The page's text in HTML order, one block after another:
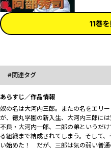
11巻
関連タグ
あらすじ／作品情報
奴の名は大河内三郎。またの名をエリ
が、徳丸学園の新入生、大河内三郎に
不良・大河内一郎、二郎の弟というだ
る組織まで結成されてしまう。そして
い始めた！ だが、三郎は気の弱い普